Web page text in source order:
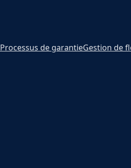
Processus de garantieGestion de